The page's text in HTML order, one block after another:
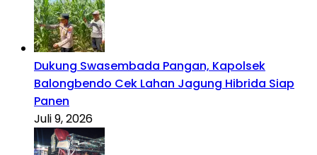
Dukung Swasembada Pangan, Kapolsek
Balongbendo Cek Lahan Jagung Hibrida Siap
Panen
Juli 9, 2026